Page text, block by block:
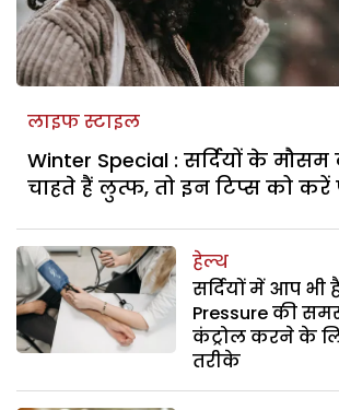
लाइफ स्टाइल
Winter Special : सर्दियों के मौसम
चाहते हैं लुत्फ, तो इन टिप्स को करें
हेल्थ
सर्दियों में आप भी
Pressure की
कंट्रोल करने के
तरीके